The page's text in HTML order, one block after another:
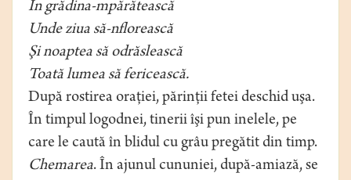
În grădina-mpărătească
Unde ziua să-nflorească
Şi noaptea să odrăslească
Toată lumea să fericească.
După rostirea oraţiei, părinţii fetei deschid uşa.
În timpul logodnei, tinerii îşi pun inelele, pe
care le caută în blidul cu grâu pregătit din timp.
Chemarea. În ajunul cununiei, după-amiază, se